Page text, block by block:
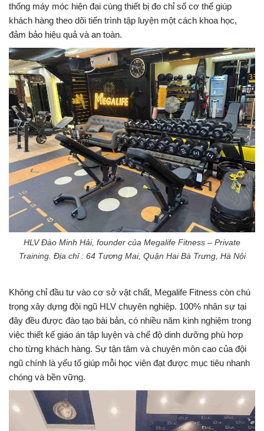
thống máy móc hiện đại cùng thiết bị đo chỉ số cơ thể giúp
khách hàng theo dõi tiến trình tập luyện một cách khoa học,
đảm bảo hiệu quả và an toàn.
HLV Đào Minh Hải, founder của Megalife Fitness – Private
Training. Địa chỉ : 64 Tương Mai, Quận Hai Bà Trưng, Hà Nội
Không chỉ đầu tư vào cơ sở vật chất, Megalife Fitness còn chú
trọng xây dựng đội ngũ HLV chuyên nghiệp. 100% nhân sự tại
đây đều được đào tạo bài bản, có nhiều năm kinh nghiệm trong
việc thiết kế giáo án tập luyện và chế độ dinh dưỡng phù hợp
cho từng khách hàng. Sự tận tâm và chuyên môn cao của đội
ngũ chính là yếu tố giúp mỗi học viên đạt được mục tiêu nhanh
chóng và bền vững.